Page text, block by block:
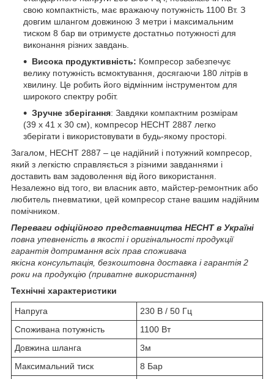
свою компактність, має вражаючу потужність 1100 Вт. З
довгим шлангом довжиною 3 метри і максимальним
тиском 8 бар ви отримуєте достатньо потужності для
виконання різних завдань.
Висока продуктивність: Компресор забезпечує
велику потужність всмоктування, досягаючи 180 літрів в
хвилину. Це робить його відмінним інструментом для
широкого спектру робіт.
Зручне зберігання: Завдяки компактним розмірам
(39 х 41 х 30 см), компресор HECHT 2887 легко
зберігати і використовувати в будь-якому просторі.
Загалом, HECHT 2887 – це надійний і потужний компресор,
який з легкістю справляється з різними завданнями і
доставить вам задоволення від його використання.
Незалежно від того, ви власник авто, майстер-ремонтник або
любитель пневматики, цей компресор стане вашим надійним
помічником.
Переваги офіційного представництва HECHT в Україні
повна упевненість в якості і оригінальності продукції
гарантія дотримання всіх прав споживача
якісна консультація, безкоштовна доставка і гарантія 2
роки на продукцію (приватне використання)
Технічні характеристики
Напруга
230 В / 50 Гц
Споживана потужність
1100 Вт
Довжина шланга
3м
Максимальний тиск
8 Бар